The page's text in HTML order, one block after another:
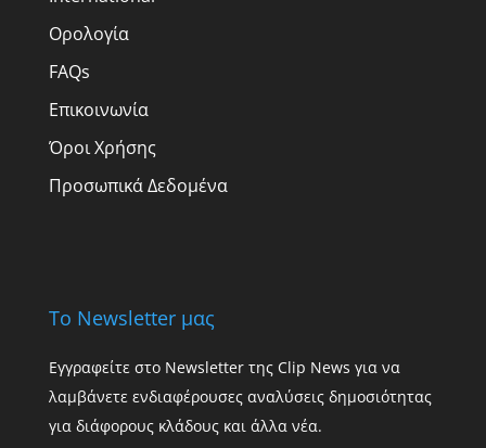
Ορολογία
FAQs
Επικοινωνία
Όροι Χρήσης
Προσωπικά Δεδομένα
Το Newsletter μας
Εγγραφείτε στο Newsletter της Clip News για να
λαμβάνετε ενδιαφέρουσες αναλύσεις δημοσιότητας
για διάφορους κλάδους και άλλα νέα.